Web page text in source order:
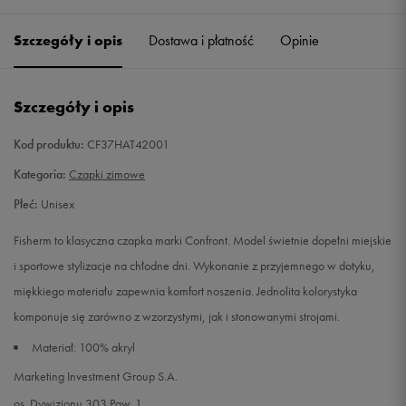
ONE SIZE Powiadom o dostępności
M Powiadom o dostępności
Szczegóły i opis Dostawa i płatność Opinie
Szczegóły i opis
Kod produktu: CF37HAT42001
Kategoria: Czapki zimowe
Płeć: Unisex
Fisherm to klasyczna czapka marki Confront. Model świetnie dopełni miejskie
i sportowe stylizacje na chłodne dni. Wykonanie z przyjemnego w dotyku,
miękkiego materiału zapewnia komfort noszenia. Jednolita kolorystyka
komponuje się zarówno z wzorzystymi, jak i stonowanymi strojami.
Materiał: 100% akryl
Marketing Investment Group S.A.